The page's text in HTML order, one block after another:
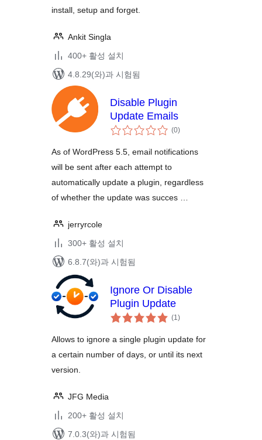
install, setup and forget.
Ankit Singla
400+ 활성 설치
4.8.29(와)과 시험됨
Disable Plugin
Update Emails
(0전
체
점
)
As of WordPress 5.5, email notifications
will be sent after each attempt to
automatically update a plugin, regardless
of whether the update was succes …
jerryrcole
300+ 활성 설치
6.8.7(와)과 시험됨
Ignore Or Disable
Plugin Update
(1전
체
점
)
Allows to ignore a single plugin update for
a certain number of days, or until its next
version.
JFG Media
200+ 활성 설치
7.0.3(와)과 시험됨